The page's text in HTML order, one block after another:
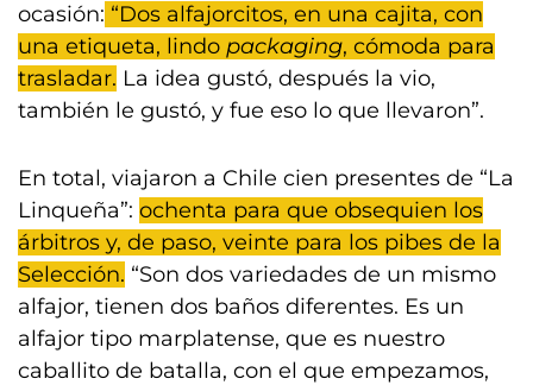
ocasión: “Dos alfajorcitos, en una cajita, con
una etiqueta, lindo packaging, cómoda para
trasladar. La idea gustó, después la vio,
también le gustó, y fue eso lo que llevaron”.
En total, viajaron a Chile cien presentes de “La
Linqueña”: ochenta para que obsequien los
árbitros y, de paso, veinte para los pibes de la
Selección. “Son dos variedades de un mismo
alfajor, tienen dos baños diferentes. Es un
alfajor tipo marplatense, que es nuestro
caballito de batalla, con el que empezamos,